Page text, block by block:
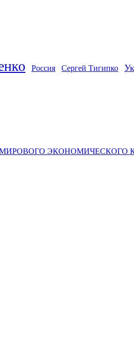
Россия Сергей Тигипко
ЭКОНОМИЧЕСКОГО